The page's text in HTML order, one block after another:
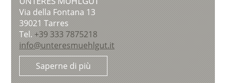
Via della Fontana 13
39021 Tarres
Tel. +39 333 7875218
info@unteresmuehlgut.it
Saperne di più